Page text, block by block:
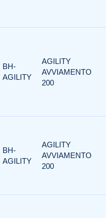
BH-
AGILITY
AGILITY
AVVIAMENTO
200
BH-
AGILITY
AGILITY
AVVIAMENTO
200